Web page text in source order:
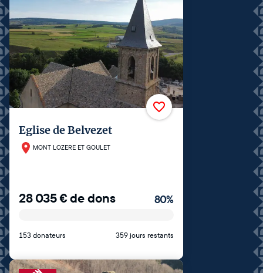
Eglise de Belvezet
MONT LOZERE ET GOULET
28 035€de dons 80%
153 donateurs 359 jours restants